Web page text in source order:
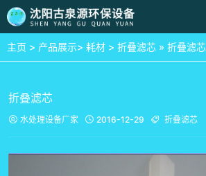
主页 > 产品展示> 耗材 > 折叠滤芯 » 折叠滤芯
折叠滤芯
 水处理设备厂家  2016-12-29  折叠滤芯